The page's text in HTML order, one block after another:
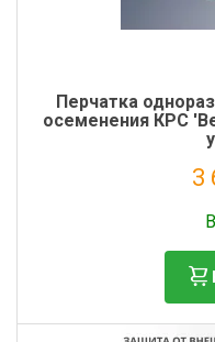
Перчатка
осеменения КРС
3